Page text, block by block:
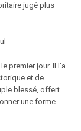
jugé plus
premier jour. Il l’a
et de
blessé, offert
une forme